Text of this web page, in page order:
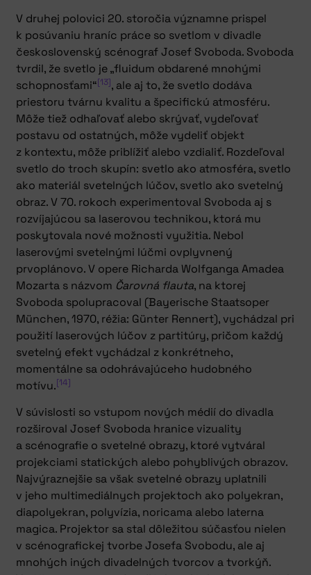
V druhej polovici 20. storočia významne prispel
k posúvaniu hraníc práce so svetlom v divadle
československý scénograf Josef Svoboda. Svoboda
tvrdil, že svetlo je „fluidum obdarené mnohými
schopnosťami“[13], ale aj to, že svetlo dodáva
priestoru tvárnu kvalitu a špecifickú atmosféru.
Môže tiež odhaľovať alebo skrývať, vydeľovať
postavu od ostatných, môže vydeliť objekt
z kontextu, môže priblížiť alebo vzdialiť. Rozdeľoval
svetlo do troch skupín: svetlo ako atmosféra, svetlo
ako materiál svetelných lúčov, svetlo ako svetelný
obraz. V 70. rokoch experimentoval Svoboda aj s
rozvíjajúcou sa laserovou technikou, ktorá mu
poskytovala nové možnosti využitia. Nebol
laserovými svetelnými lúčmi ovplyvnený
prvoplánovo. V opere Richarda Wolfganga Amadea
Mozarta s názvom Čarovná flauta, na ktorej
Svoboda spolupracoval (Bayerische Staatsoper
München, 1970, réžia: Günter Rennert), vychádzal pri
použití laserových lúčov z partitúry, pričom každý
svetelný efekt vychádzal z konkrétneho,
momentálne sa odohrávajúceho hudobného
motívu.[14]
V súvislosti so vstupom nových médií do divadla
rozširoval Josef Svoboda hranice vizuality
a scénografie o svetelné obrazy, ktoré vytváral
projekciami statických alebo pohyblivých obrazov.
Najvýraznejšie sa však svetelné obrazy uplatnili
v jeho multimediálnych projektoch ako polyekran,
diapolyekran, polyvízia, noricama alebo laterna
magica. Projektor sa stal dôležitou súčasťou nielen
v scénografickej tvorbe Josefa Svobodu, ale aj
mnohých iných divadelných tvorcov a tvorkýň.